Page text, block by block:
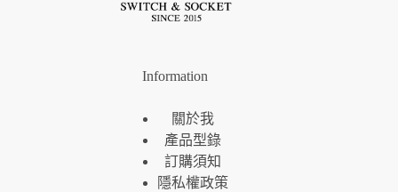
Information
關於我
產品型錄
訂購須知
隱私權政策